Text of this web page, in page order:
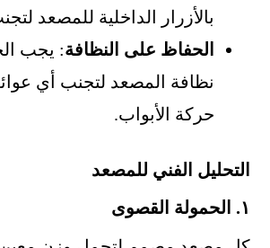
بالأزرار الداخلية للمصعد
الحفاظ على النظافة: يجب
نظافة المصعد لتجنب أي
حركة الأبواب.
التحليل الفني للمصعد
١. الحمولة القصوى